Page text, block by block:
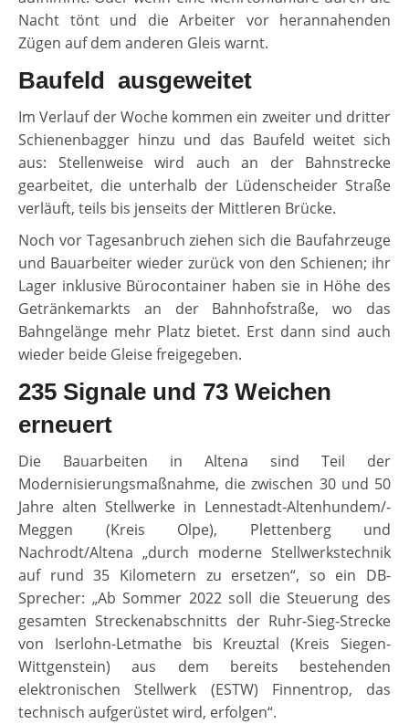
Nacht tönt und die Arbeiter vor herannahenden
Zügen auf dem anderen Gleis warnt.
Baufeld ausgeweitet
Im Verlauf der Woche kommen ein zweiter und dritter
Schienenbagger hinzu und das Baufeld weitet sich
aus: Stellenweise wird auch an der Bahnstrecke
gearbeitet, die unterhalb der Lüdenscheider Straße
verläuft, teils bis jenseits der Mittleren Brücke.
Noch vor Tagesanbruch ziehen sich die Baufahrzeuge
und Bauarbeiter wieder zurück von den Schienen; ihr
Lager inklusive Bürocontainer haben sie in Höhe des
Getränkemarkts an der Bahnhofstraße, wo das
Bahngelänge mehr Platz bietet. Erst dann sind auch
wieder beide Gleise freigegeben.
235 Signale und 73 Weichen
erneuert
Die Bauarbeiten in Altena sind Teil der
Modernisierungsmaßnahme, die zwischen 30 und 50
Jahre alten Stellwerke in Lennestadt-Altenhundem/-
Meggen (Kreis Olpe), Plettenberg und
Nachrodt/Altena „durch moderne Stellwerkstechnik
auf rund 35 Kilometern zu ersetzen“, so ein DB-
Sprecher: „Ab Sommer 2022 soll die Steuerung des
gesamten Streckenabschnitts der Ruhr-Sieg-Strecke
von Iserlohn-Letmathe bis Kreuztal (Kreis Siegen-
Wittgenstein) aus dem bereits bestehenden
elektronischen Stellwerk (ESTW) Finnentrop, das
technisch aufgerüstet wird, erfolgen“.